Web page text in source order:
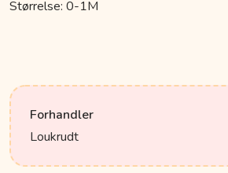
Størrelse: 0-1M
Forhandler
Loukrudt